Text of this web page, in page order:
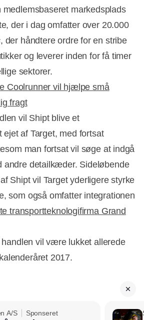
medlemsbaseret markedsplads
der i dag omfatter over 20.000
, der håndtere ordre for en stribe
og leverer inden for få timer
sektorer.
Coolrunner vil hjælpe små
fragt
vil Shipt blive et
ejet af Target, med fortsat
man fortsat vil søge at indgå
andre detailkæder. Sideløbende
Shipt vil Target yderligere styrke
som også omfatter integrationen
transportteknologifirma Grand
handlen vil være lukket allerede
2017.
A/S Sponseret